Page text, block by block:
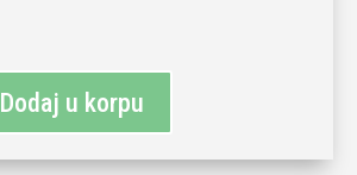
Dodaj u korpu